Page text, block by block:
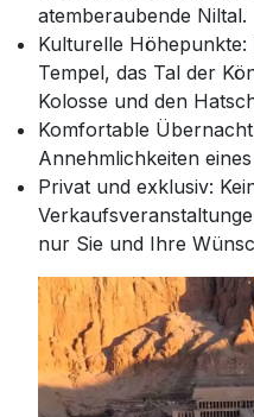
atemberaubende Niltal.
Kulturelle Höhepunkte:
Tempel, das Tal der
Kolosse und den
Komfortable
Annehmlichkeiten
Privat und exklusiv:
nur Sie und Ihre